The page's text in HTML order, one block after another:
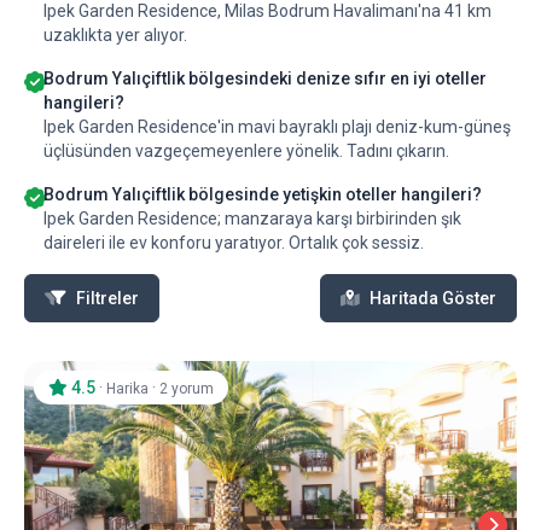
Ipek Garden Residence, Milas Bodrum Havalimanı'na 41 km
uzaklıkta yer alıyor.
Bodrum Yalıçiftlik bölgesindeki denize sıfır en iyi oteller
hangileri?
Ipek Garden Residence'in mavi bayraklı plajı deniz-kum-güneş
üçlüsünden vazgeçemeyenlere yönelik. Tadını çıkarın.
Bodrum Yalıçiftlik bölgesinde yetişkin oteller hangileri?
Ipek Garden Residence; manzaraya karşı birbirinden şık
daireleri ile ev konforu yaratıyor. Ortalık çok sessiz.
Filtreler Haritada Göster
4.5 · Harika · 2 yorum